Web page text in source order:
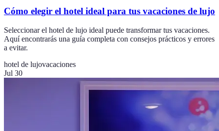
Cómo elegir el hotel ideal para tus vacaciones de lujo
Seleccionar el hotel de lujo ideal puede transformar tus vacaciones.
Aquí encontrarás una guía completa con consejos prácticos y errores
a evitar.
hotel de lujovacaciones
Jul 30